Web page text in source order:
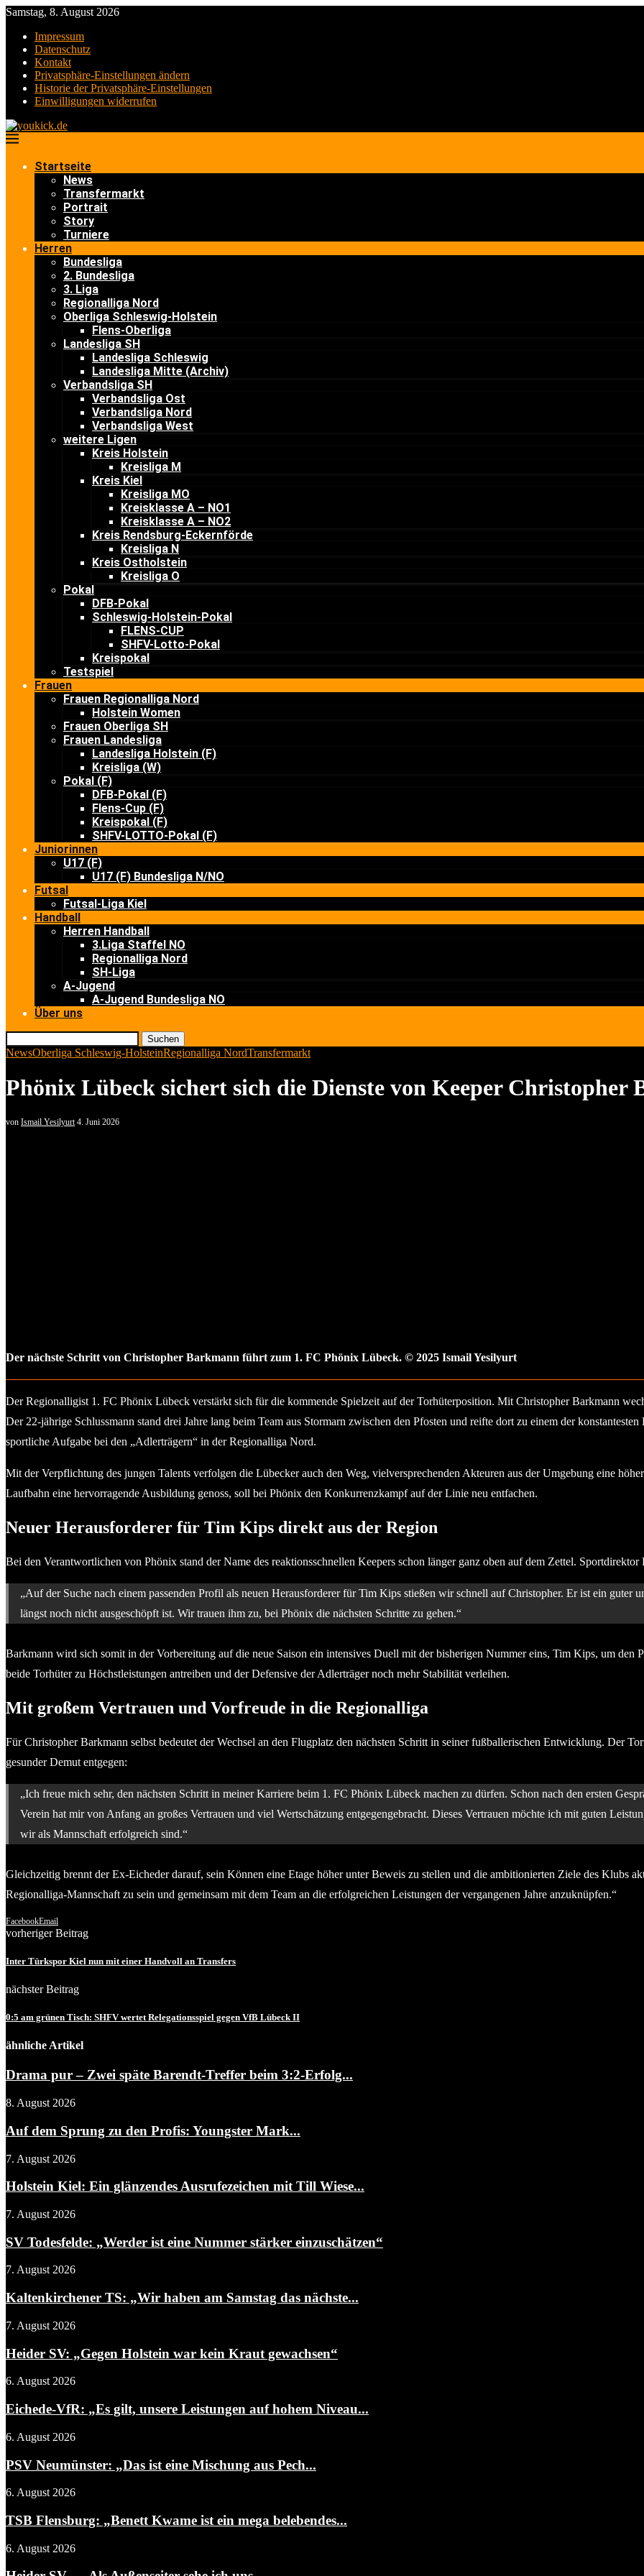
Samstag, 8. August 2026
Impressum
Datenschutz
Kontakt
Privatsphäre-Einstellungen ändern
Historie der Privatsphäre-Einstellungen
Einwilligungen widerrufen
Startseite
News
Transfermarkt
Portrait
Story
Turniere
Herren
Bundesliga
2. Bundesliga
3. Liga
Regionalliga Nord
Oberliga Schleswig-Holstein
Flens-Oberliga
Landesliga SH
Landesliga Schleswig
Landesliga Mitte (Archiv)
Verbandsliga SH
Verbandsliga Ost
Verbandsliga Nord
Verbandsliga West
weitere Ligen
Kreis Holstein
Kreisliga M
Kreis Kiel
Kreisliga MO
Kreisklasse A – NO1
Kreisklasse A – NO2
Kreis Rendsburg-Eckernförde
Kreisliga N
Kreis Ostholstein
Kreisliga O
Pokal
DFB-Pokal
Schleswig-Holstein-Pokal
FLENS-CUP
SHFV-Lotto-Pokal
Kreispokal
Testspiel
Frauen
Frauen Regionalliga Nord
Holstein Women
Frauen Oberliga SH
Frauen Landesliga
Landesliga Holstein (F)
Kreisliga (W)
Pokal (F)
DFB-Pokal (F)
Flens-Cup (F)
Kreispokal (F)
SHFV-LOTTO-Pokal (F)
Juniorinnen
U17 (F)
U17 (F) Bundesliga N/NO
Futsal
Futsal-Liga Kiel
Handball
Herren Handball
3.Liga Staffel NO
Regionalliga Nord
SH-Liga
A-Jugend
A-Jugend Bundesliga NO
Über uns
Suchen
NewsOberliga Schleswig-HolsteinRegionalliga NordTransfermarkt
Phönix Lübeck sichert sich die Dienste von Keeper Christopher
von Ismail Yesilyurt 4. Juni 2026
Der nächste Schritt von Christopher Barkmann führt zum 1. FC Phönix Lübeck. © 2025 Ismail Yesilyurt
Der Regionalligist 1. FC Phönix Lübeck verstärkt sich für die kommende Spielzeit auf der Torhüterposition. Mit Christopher Barkmann
Der 22-jährige Schlussmann stand drei Jahre lang beim Team aus Stormarn zwischen den Pfosten und reifte dort zu einem der
sportliche Aufgabe bei den „Adlerträgern“ in der Regionalliga Nord.
Mit der Verpflichtung des jungen Talents verfolgen die Lübecker auch den Weg, vielversprechenden Akteuren aus der Umgebung eine
Laufbahn eine hervorragende Ausbildung genoss, soll bei Phönix den Konkurrenzkampf auf der Linie neu entfachen.
Neuer Herausforderer für Tim Kips direkt aus der Region
Bei den Verantwortlichen von Phönix stand der Name des reaktionsschnellen Keepers schon länger ganz oben auf dem Zettel.
„Auf der Suche nach einem passenden Profil als neuen Herausforderer für Tim Kips stießen wir schnell auf Christopher. Er ist ein guter
längst noch nicht ausgeschöpft ist. Wir trauen ihm zu, bei Phönix die nächsten Schritte zu gehen.“
Barkmann wird sich somit in der Vorbereitung auf die neue Saison ein intensives Duell mit der bisherigen Nummer eins, Tim Kips, um den
beide Torhüter zu Höchstleistungen antreiben und der Defensive der Adlerträger noch mehr Stabilität verleihen.
Mit großem Vertrauen und Vorfreude in die Regionalliga
Für Christopher Barkmann selbst bedeutet der Wechsel an den Flugplatz den nächsten Schritt in seiner fußballerischen Entwicklung. Der
gesunder Demut entgegen:
„Ich freue mich sehr, den nächsten Schritt in meiner Karriere beim 1. FC Phönix Lübeck machen zu dürfen. Schon nach den ersten
Verein hat mir von Anfang an großes Vertrauen und viel Wertschätzung entgegengebracht. Dieses Vertrauen möchte ich mit guten
wir als Mannschaft erfolgreich sind.“
Gleichzeitig brennt der Ex-Eicheder darauf, sein Können eine Etage höher unter Beweis zu stellen und die ambitionierten Ziele des Klubs
Regionalliga-Mannschaft zu sein und gemeinsam mit dem Team an die erfolgreichen Leistungen der vergangenen Jahre anzuknüpfen.“
FacebookEmail
vorheriger Beitrag
Inter Türkspor Kiel nun mit einer Handvoll an Transfers
nächster Beitrag
0:5 am grünen Tisch: SHFV wertet Relegationsspiel gegen VfB Lübeck II
ähnliche Artikel
Drama pur – Zwei späte Barendt-Treffer beim 3:2-Erfolg...
8. August 2026
Auf dem Sprung zu den Profis: Youngster Mark...
7. August 2026
Holstein Kiel: Ein glänzendes Ausrufezeichen mit Till Wiese...
7. August 2026
SV Todesfelde: „Werder ist eine Nummer stärker einzuschätzen“
7. August 2026
Kaltenkirchener TS: „Wir haben am Samstag das nächste...
7. August 2026
Heider SV: „Gegen Holstein war kein Kraut gewachsen“
6. August 2026
Eichede-VfR: „Es gilt, unsere Leistungen auf hohem Niveau...
6. August 2026
PSV Neumünster: „Das ist eine Mischung aus Pech...
6. August 2026
TSB Flensburg: „Benett Kwame ist ein mega belebendes...
6. August 2026